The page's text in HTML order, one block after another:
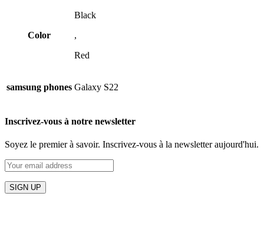
Color
Black
,
Red
samsung phones Galaxy S22
Inscrivez-vous à notre newsletter
Soyez le premier à savoir. Inscrivez-vous à la newsletter aujourd'hui.